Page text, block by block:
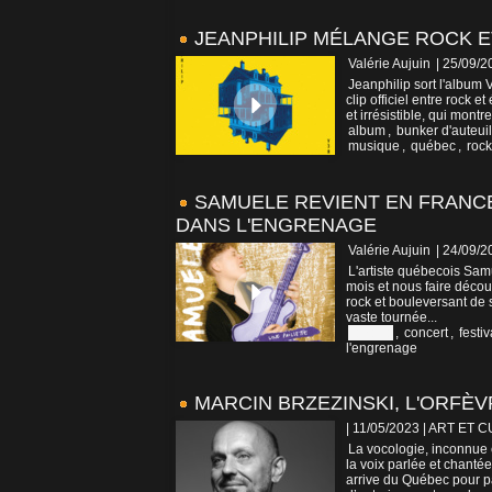
JEANPHILIP MÉLANGE ROCK
Valérie Aujuin
| 25/09/
Jeanphilip sort l'album
clip officiel entre rock et
et irrésistible, qui
album , bunker d'auteuil
musique , québec , rock
SAMUELE REVIENT EN
DANS L'ENGRENAGE
Valérie Aujuin
| 24/09/
L'artiste québecois
mois et nous faire
rock et bouleversant de
vaste tournée...
, concert ,
l'engrenage
MARCIN BRZEZINSKI,
| 11/05/2023
ART ET
La vocologie, inconnue
la voix parlée et
arrive du Québec pour